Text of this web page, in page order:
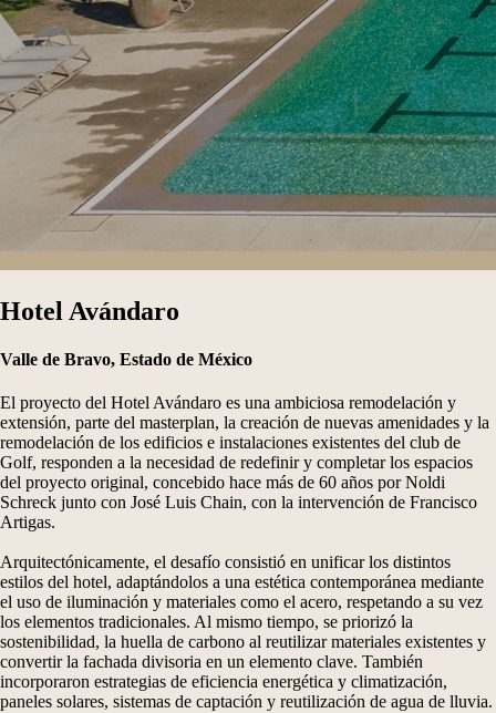
Hotel Avándaro
Valle de Bravo, Estado de México
El proyecto del Hotel Avándaro es una ambiciosa remodelación y
extensión, parte del masterplan, la creación de nuevas amenidades y la
remodelación de los edificios e instalaciones existentes del club de
Golf, responden a la necesidad de redefinir y completar los espacios
del proyecto original, concebido hace más de 60 años por Noldi
Schreck junto con José Luis Chain, con la intervención de Francisco
Artigas.
Arquitectónicamente, el desafío consistió en unificar los distintos
estilos del hotel, adaptándolos a una estética contemporánea mediante
el uso de iluminación y materiales como el acero, respetando a su vez
los elementos tradicionales. Al mismo tiempo, se priorizó la
sostenibilidad, la huella de carbono al reutilizar materiales existentes y
convertir la fachada divisoria en un elemento clave. También
incorporaron estrategias de eficiencia energética y climatización,
paneles solares, sistemas de captación y reutilización de agua de lluvia.